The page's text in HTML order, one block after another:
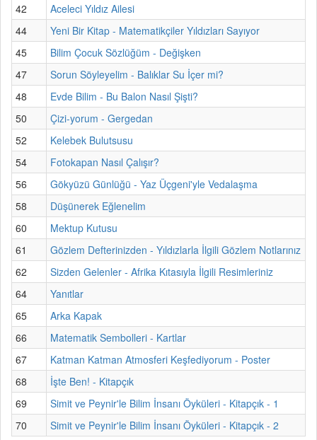
42
Aceleci Yıldız Ailesi
44
Yeni Bir Kitap - Matematikçiler Yıldızları Sayıyor
45
Bilim Çocuk Sözlüğüm - Değişken
47
Sorun Söyleyelim - Balıklar Su İçer mi?
48
Evde Bilim - Bu Balon Nasıl Şişti?
50
Çizi-yorum - Gergedan
52
Kelebek Bulutsusu
54
Fotokapan Nasıl Çalışır?
56
Gökyüzü Günlüğü - Yaz Üçgeni'yle Vedalaşma
58
Düşünerek Eğlenelim
60
Mektup Kutusu
61
Gözlem Defterinizden - Yıldızlarla İlgili Gözlem Notlarınız
62
Sizden Gelenler - Afrika Kıtasıyla İlgili Resimleriniz
64
Yanıtlar
65
Arka Kapak
66
Matematik Sembolleri - Kartlar
67
Katman Katman Atmosferi Keşfediyorum - Poster
68
İşte Ben! - Kitapçık
69
Simit ve Peynir'le Bilim İnsanı Öyküleri - Kitapçık - 1
70
Simit ve Peynir'le Bilim İnsanı Öyküleri - Kitapçık - 2